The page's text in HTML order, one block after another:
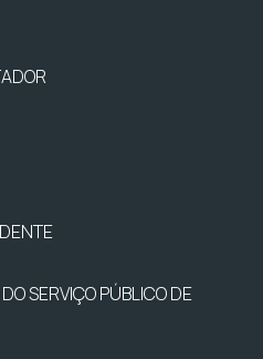
SERVIÇO PÚBLICO DE